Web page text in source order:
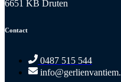
6651 KB Druten
Contact
0487 515 544